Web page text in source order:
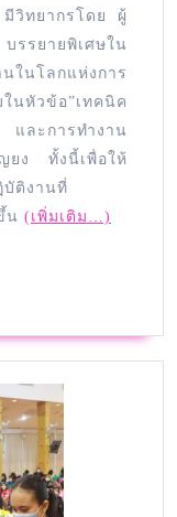
วิทยากรโดย ผู้
รรยายพิเศษใน
ในโลกแห่งการ
หัวข้อ”เทคนิค
และการทำงาน
ยง ทั้งนี้เพื่อให้
บัติงานที่
น (เพิ่มเติม…)